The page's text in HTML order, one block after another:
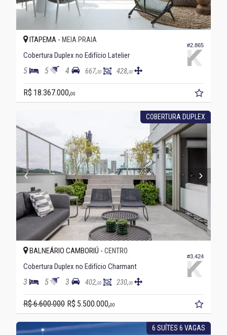
#2.865
ITAPEMA - MEIA PRAIA
Cobertura Duplex no Edifício Latelier
5 5 4 667,00 428,00
R$ 18.367.000,00
COBERTURA DUPLEX
#3.424
BALNEÁRIO CAMBORIÚ - CENTRO
Cobertura Duplex no Edifício Charmant
3 5 3 402,00 230,00
R$ 6.600.000 R$ 5.500.000,00
6 SUÍTES 6 VAGAS